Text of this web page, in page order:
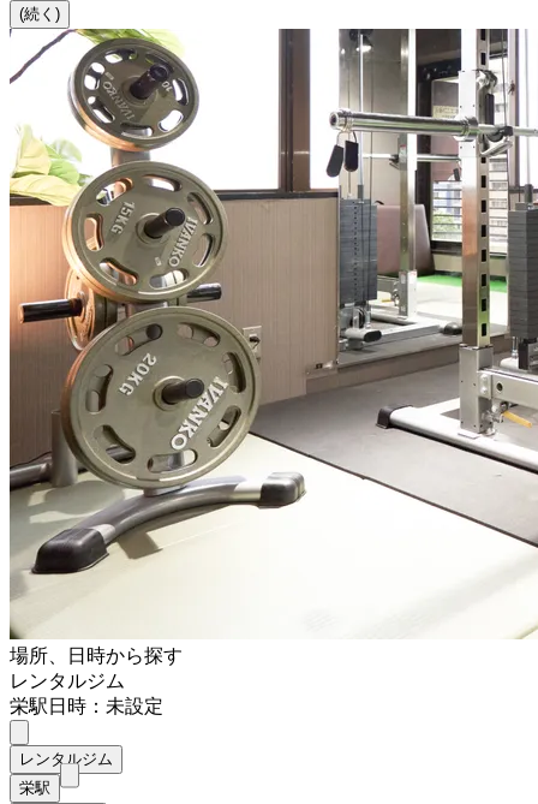
(続く)
場所、日時から探す
レンタルジム
栄駅日時：未設定
レンタルジム
栄駅